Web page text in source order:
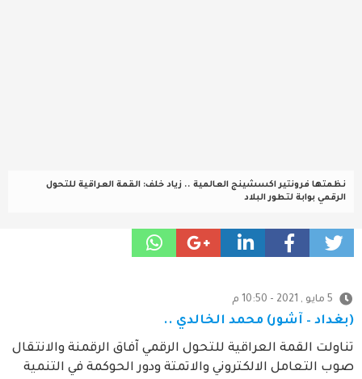
نظمتها فرونتير اكسشينج العالمية .. زياد خلف: القمة العراقية للتحول
الرقمي بوابة لتطور البلاد
5 مايو , 2021 - 10:50 م
(بغداد – آشور) محمد الخالدي ..
تناولت القمة العراقية للتحول الرقمي آفاق الرقمنة والانتقال
صوب التعامل الالكتروني والاتمتة ودور الحوكمة في التنمية